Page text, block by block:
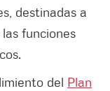
destinadas a
funciones
del Plan